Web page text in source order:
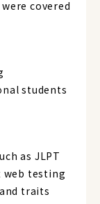
covered
students
as JLPT
web testing
traits